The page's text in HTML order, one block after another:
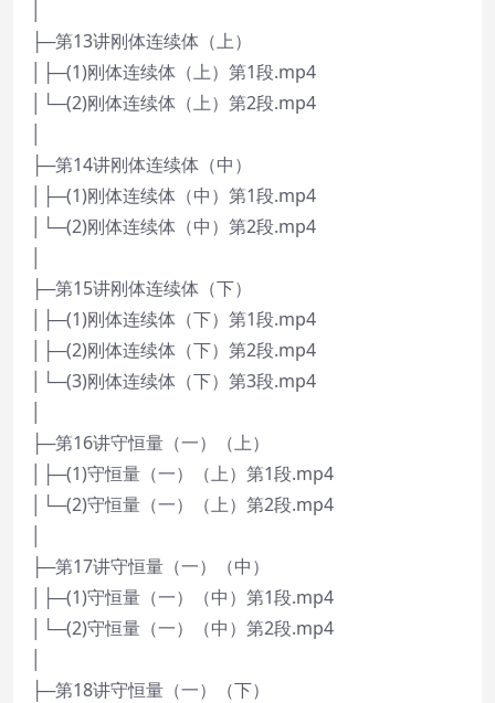
├─第13讲刚体连续体（上）
│├─(1)刚体连续体（上）第1段.mp4
│└─(2)刚体连续体（上）第2段.mp4
├─第14讲刚体连续体（中）
│├─(1)刚体连续体（中）第1段.mp4
│└─(2)刚体连续体（中）第2段.mp4
├─第15讲刚体连续体（下）
│├─(1)刚体连续体（下）第1段.mp4
│├─(2)刚体连续体（下）第2段.mp4
│└─(3)刚体连续体（下）第3段.mp4
├─第16讲守恒量（一）（上）
│├─(1)守恒量（一）（上）第1段.mp4
│└─(2)守恒量（一）（上）第2段.mp4
├─第17讲守恒量（一）（中）
│├─(1)守恒量（一）（中）第1段.mp4
│└─(2)守恒量（一）（中）第2段.mp4
├─第18讲守恒量（一）（下）